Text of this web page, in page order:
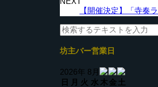
【開催決定】「寺奏
坊主バー営業日
2026年 8月
日
月 火 水 木金 土